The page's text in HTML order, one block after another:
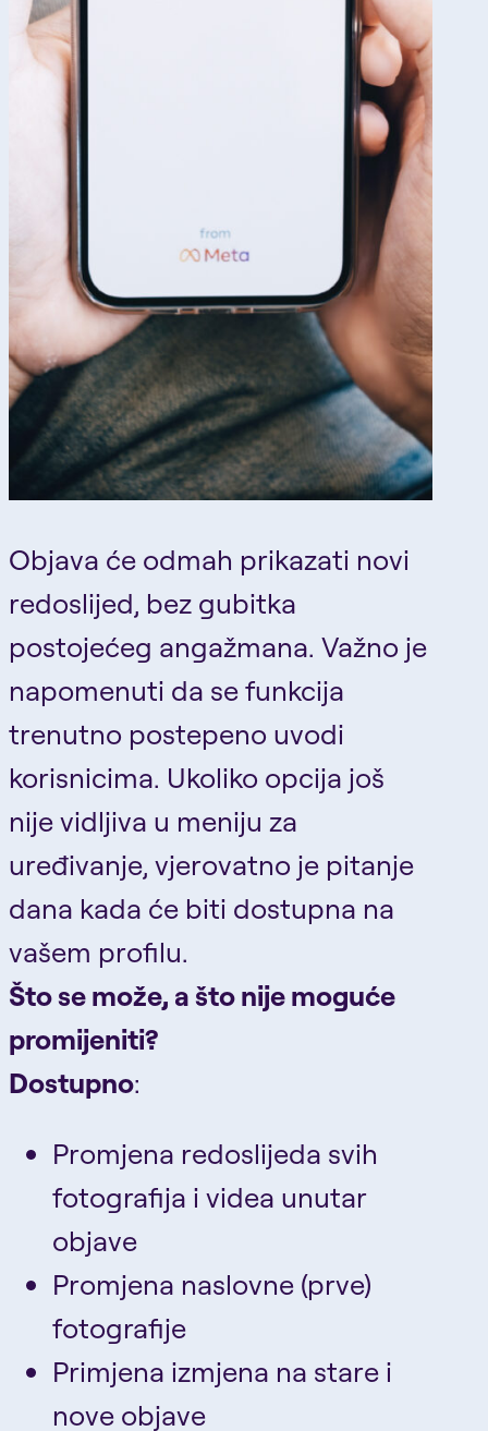
Objava će odmah prikazati novi
redoslijed, bez gubitka
postojećeg angažmana. Važno je
napomenuti da se funkcija
trenutno postepeno uvodi
korisnicima. Ukoliko opcija još
nije vidljiva u meniju za
uređivanje, vjerovatno je pitanje
dana kada će biti dostupna na
vašem profilu.
Što se može, a što nije moguće
promijeniti?
Dostupno:
Promjena redoslijeda svih
fotografija i videa unutar
objave
Promjena naslovne (prve)
fotografije
Primjena izmjena na stare i
nove objave